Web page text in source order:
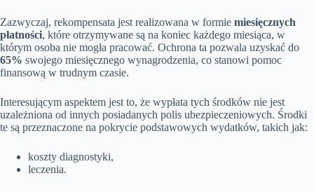
Zazwyczaj, rekompensata jest realizowana w formie miesięcznych
płatności, które otrzymywane są na koniec każdego miesiąca, w
którym osoba nie mogła pracować. Ochrona ta pozwala uzyskać do
65% swojego miesięcznego wynagrodzenia, co stanowi pomoc
finansową w trudnym czasie.
Interesującym aspektem jest to, że wypłata tych środków nie jest
uzależniona od innych posiadanych polis ubezpieczeniowych. Środki
te są przeznaczone na pokrycie podstawowych wydatków, takich jak:
koszty diagnostyki,
leczenia.